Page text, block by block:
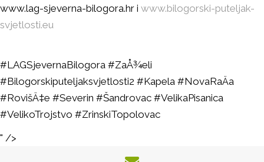
www.lag-sjeverna-bilogora.hr i www.bilogorski-puteljak-
svjetlosti.eu
#LAGSjevernaBilogora #ZaÅ¾eli
#Bilogorskiputeljaksvjetlosti2 #Kapela #NovaRaÄa
#RovišÄ‡e #Severin #Šandrovac #VelikaPisanica
#VelikoTrojstvo #ZrinskiTopolovac
" />